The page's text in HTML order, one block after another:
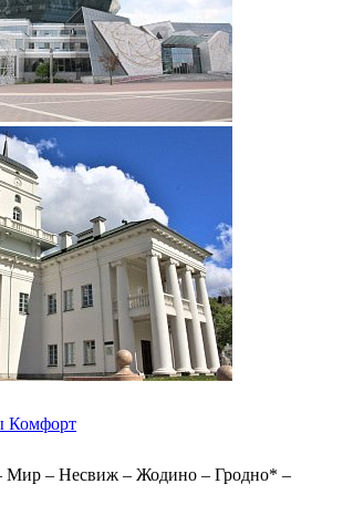
Комфорт
Мир – Несвиж – Жодино – Гродно* –